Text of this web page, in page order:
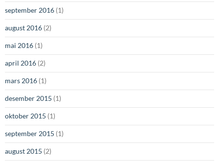
september 2016 (1)
august 2016 (2)
mai 2016 (1)
april 2016 (2)
mars 2016 (1)
desember 2015 (1)
oktober 2015 (1)
september 2015 (1)
august 2015 (2)